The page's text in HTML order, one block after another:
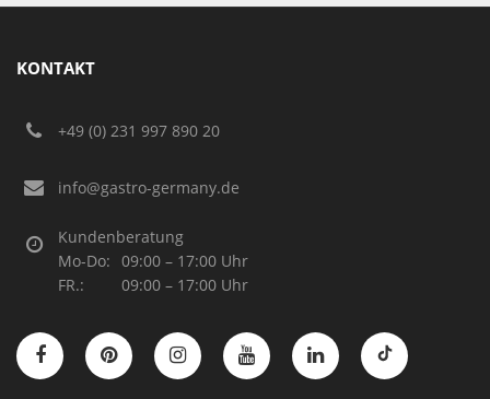
KONTAKT
+49 (0) 231 997 890 20
info@gastro-germany.de
Kundenberatung
Mo-Do: 09:00 – 17:00 Uhr
FR.:
09:00 – 17:00 Uhr